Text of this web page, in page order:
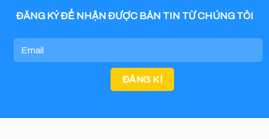
ĐĂNG KÝ ĐỂ NHẬN ĐƯỢC BẢN TIN TỪ CHÚNG TÔI